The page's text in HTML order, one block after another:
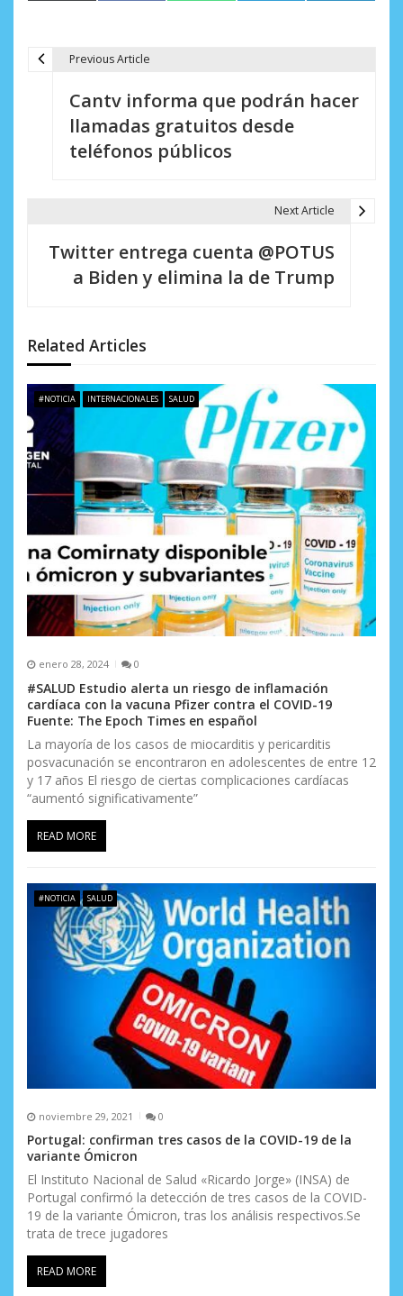
ó
n
d
e
e
n
t
r
a
d
a
s
Previous Article
Cantv informa que podrán hacer
llamadas gratuitos desde
teléfonos públicos
Next Article
Twitter entrega cuenta @POTUS
a Biden y elimina la de Trump
Related Articles
#NOTICIA INTERNACIONALES SALUD
enero 28, 2024 0
#SALUD Estudio alerta un riesgo de inflamación
cardíaca con la vacuna Pfizer contra el COVID-19
Fuente: The Epoch Times en español
La mayoría de los casos de miocarditis y pericarditis
posvacunación se encontraron en adolescentes de entre 12
y 17 años El riesgo de ciertas complicaciones cardíacas
“aumentó significativamente”
READ MORE
#NOTICIA SALUD
noviembre 29, 2021 0
Portugal: confirman tres casos de la COVID-19 de la
variante Ómicron
El Instituto Nacional de Salud «Ricardo Jorge» (INSA) de
Portugal confirmó la detección de tres casos de la COVID-
19 de la variante Ómicron, tras los análisis respectivos.Se
trata de trece jugadores
READ MORE